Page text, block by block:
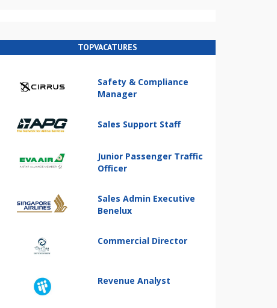
TOPVACATURES
Safety & Compliance
Manager
Sales Support Staff
Junior Passenger Traffic
Officer
Sales Admin Executive
Benelux
Commercial Director
Revenue Analyst